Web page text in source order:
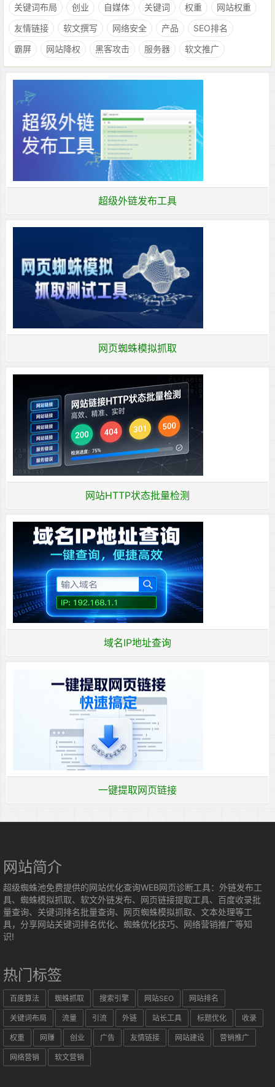
关键词布局
创业 自媒体 关键词 权重
网站权重
友情链接
软文撰写 网络安全 产品
SEO排名
霸屏
网站降权 黑客攻击 服务器 软文推广
超级外链发布工具
网页蜘蛛模拟抓取
网站HTTP状态批量检测
域名IP地址查询
一键提取网页链接
网站简介
超级蜘蛛池免费提供的网站优化查询WEB网页诊断工具：外链发布工
具、蜘蛛模拟抓取、软文外链发布、网页链接提取工具、百度收录批
量查询、关键词排名批量查询、网页蜘蛛模拟抓取、文本处理等工
具，分享网站关键词排名优化、蜘蛛优化技巧、网络营销推广等知
识!
热门标签
百度算法 蜘蛛抓取 搜索引擎 网站SEO 网站排名
关键词布局 流量 引流 外链 站长工具 标题优化 收录
权重 网赚 创业 广告 友情链接 网站建设 营销推广
网络营销 软文营销